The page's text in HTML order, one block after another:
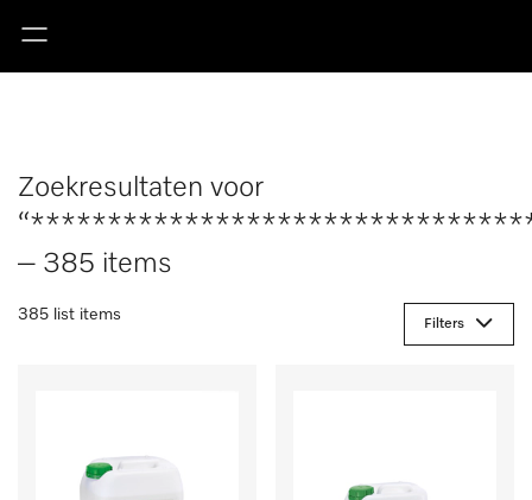
Zoekresultaten voor
– 385 items
385 list items
Filters